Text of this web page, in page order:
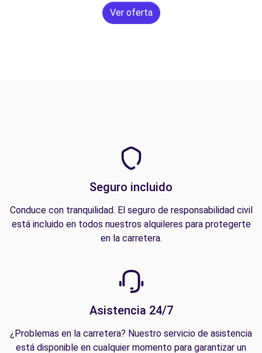
Ver oferta
Seguro incluido
Conduce con tranquilidad. El seguro de responsabilidad civil
está incluido en todos nuestros alquileres para protegerte
en la carretera.
Asistencia 24/7
¿Problemas en la carretera? Nuestro servicio de asistencia
está disponible en cualquier momento para garantizar un